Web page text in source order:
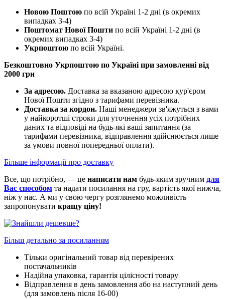
Новою Поштою по всій Україні 1-2 дні (в окремих
випадках 3-4)
Поштомат Нової Пошти по всій Україні 1-2 дні (в
окремих випадках 3-4)
Укрпоштою по всій Україні.
Безкоштовно Укрпоштою по Україні при замовленні від
2000 грн
За адресою. Доставка за вказаною адресою кур'єром
Нової Пошти згідно з тарифами перевізника.
Доставка за кордон. Наші менеджери зв'яжуться з вами
у найкоротші строки для уточнення усіх потрібних
даних та відповіді на будь-які ваші запитання (за
тарифами перевізника, відправлення здійснюється лише
за умови повної попередньої оплати).
Більше інформації про доставку
Все, що потрібно, — це написати нам будь-яким зручним для
Вас способом та надати посилання на гру, вартість якої нижча,
ніж у нас. А ми у свою чергу розглянемо можливість
запропонувати кращу ціну!
Більш детально за посиланням
Тільки оригінальний товар від перевірених
постачальників
Надійна упаковка, гарантія цілісності товару
Відправлення в день замовлення або на наступний день
(для замовлень після 16-00)